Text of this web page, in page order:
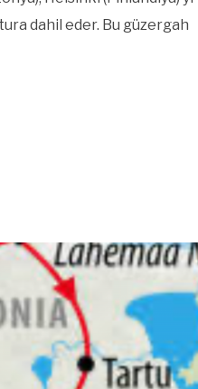
dahil eder. Bu güzergah